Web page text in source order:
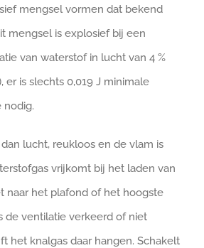
mengsel vormen dat bekend
mengsel is explosief bij een
van waterstof in lucht van 4 %
er is slechts 0,019 J minimale
nodig.
lucht, reukloos en de vlam is
vrijkomt bij het laden van
naar het plafond of het hoogste
de ventilatie verkeerd of niet
het knalgas daar hangen. Schakelt